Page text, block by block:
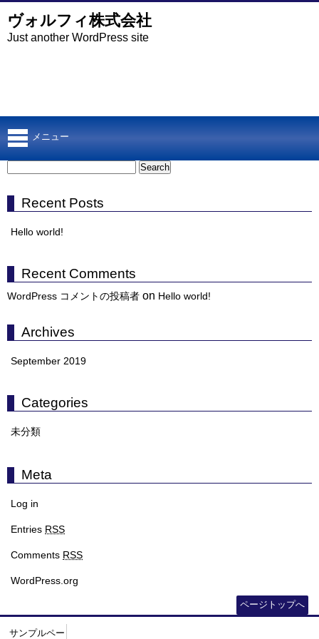
ヴォルフィ株式会社
Just another WordPress site
メニュー
Recent Posts
Hello world!
Recent Comments
WordPress コメントの投稿者 on Hello world!
Archives
September 2019
Categories
未分類
Meta
Log in
Entries RSS
Comments RSS
WordPress.org
ページトップへ
サンプルペー